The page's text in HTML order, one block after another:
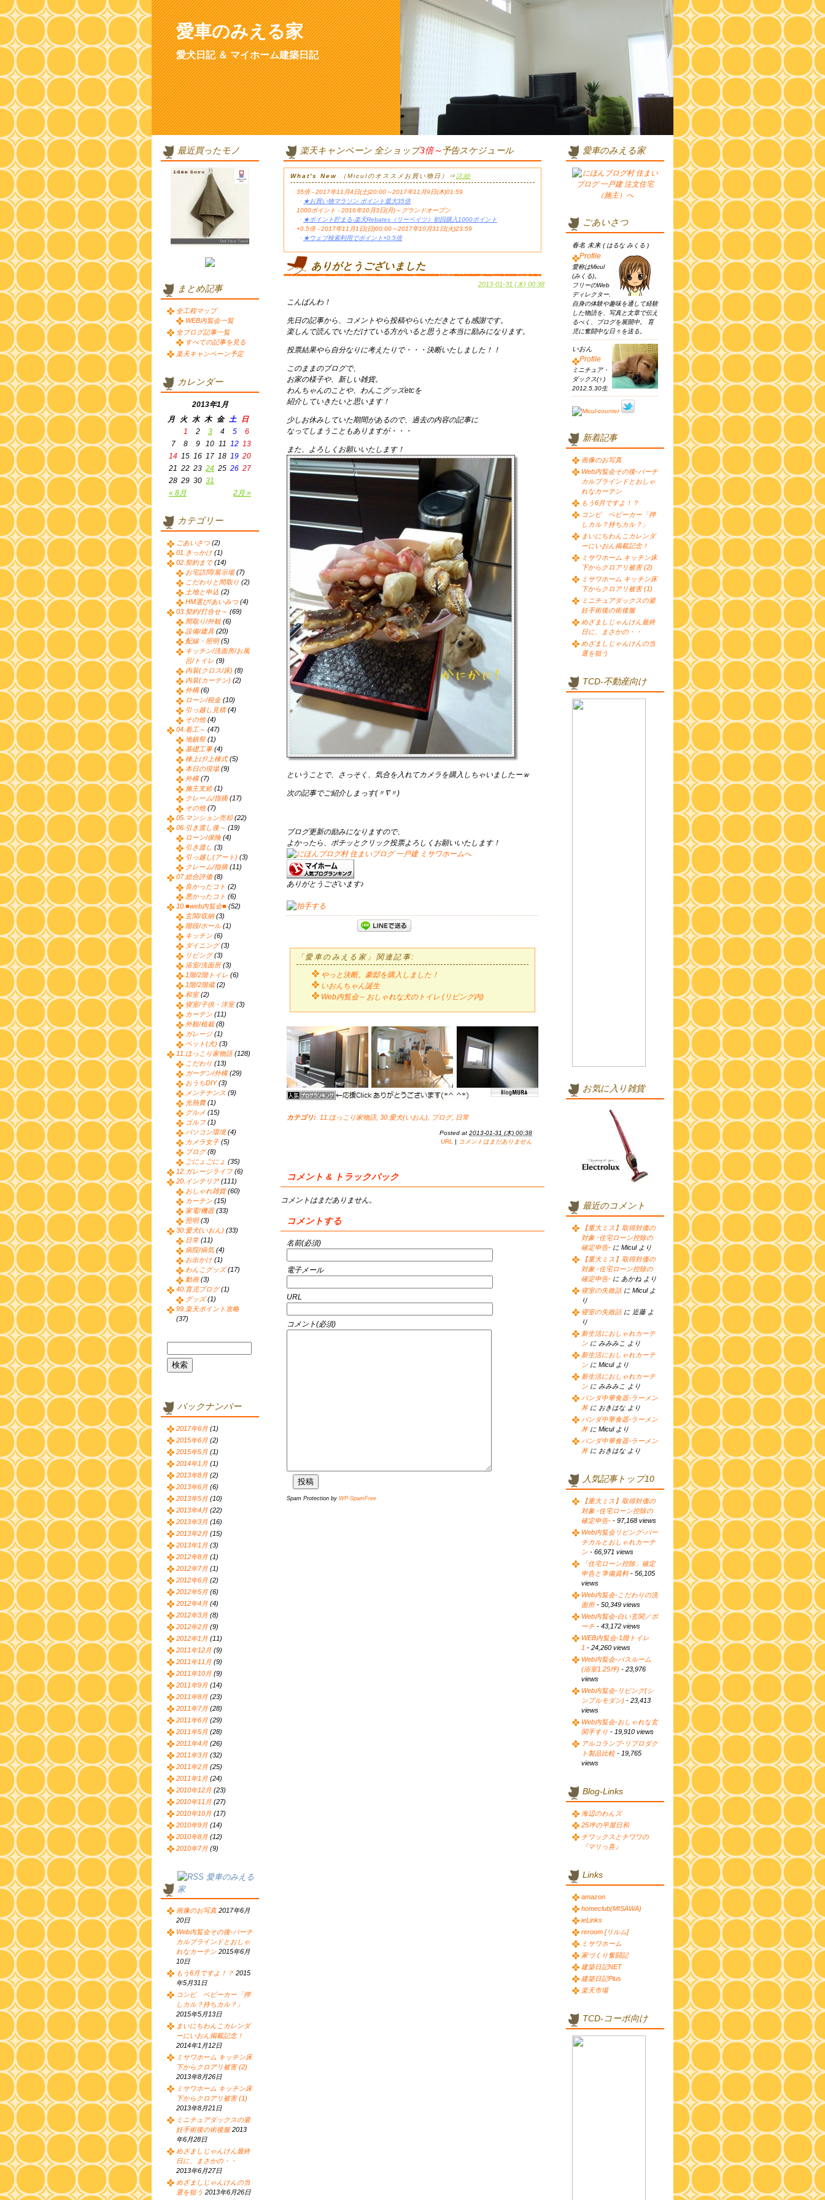
愛車のみえる家
愛犬日記 ＆ マイホーム建築日記
楽天キャンペーン 全ショップ3倍～予告スケジュール
What's New （Miculのオススメお買い物日）⇒詳細
35倍 - 2017年11月4日(土)20:00～2017年11月9日(木)01:59
・ ★お買い物マラソン ポイント最大35倍
1000ポイント - 2016年10月3日(月)～グランドオープン
・ ★ポイント貯まる-楽天Rebates（リーベイツ）初回購入1000ポイント
+0.5倍 - 2017年11月1日(日)00:00～2017年10月31日(火)23:59
・ ★ウェブ検索利用でポイント+0.5倍
ありがとうございました
2013-01-31 (木) 00:38
こんばんわ！
先日の記事から、コメントやら投稿やらいただきとても感謝です。
楽しんで読んでいただけている方がいると思うと本当に励みになります。
投票結果やら自分なりに考えたりで・・・決断いたしました！！
このままのブログで、
お家の様子や、新しい雑貨。
わんちゃんのことや、わんこグッズetcを
紹介していきたいと思います！
少しお休みしていた期間があるので、過去の内容の記事に
なってしまうこともありますが・・・
また、よろしくお願いいたします！
ということで、さっそく、気合を入れてカメラを購入しちゃいましたーｗ
次の記事でご紹介しまっす(〃∇〃)
ブログ更新の励みになりますので、
よかったら、ポチッとクリック投票よろしくお願いいたします！
ありがとうございます♪
「愛車のみえる家」関連記事:
やっと決断。豪邸を購入しました！
いおんちゃん誕生
Web内覧会 – おしゃれな犬のトイレ (リビング内)
カテゴリ: 11.ほっこり家物語, 30.愛犬(いおん) ブログ, 日常
Posted at 2013-01-31 (木) 00:38
URL
| コメントはまだありません
コメント & トラックバック
コメントはまだありません。
コメントする
名前(必須)
電子メール
URL
コメント(必須)
Spam Protection by WP-SpamFree
最近買ったモノ
まとめ記事
全工程マップ
WEB内覧会一覧
全ブログ記事一覧
すべての記事を見る
楽天キャンペーン予定
カレンダー
2013年1月
月
火 水 木 金 土 日
« 8月 2月 »
1 2 3 4 5
6
7
8 9 10 11 12 13
14 15 16 17 18 19 20
21 22 23 24 25 26 27
28 29 30 31
カテゴリー
ごあいさつ (2)
01.きっかけ (1)
02.契約まで(14)
お宅訪問/展示場(7)
こだわりと間取り (2)
土地と申込 (2)
HM選び/あいみつ (4)
03.契約/打合せ～ (69)
間取り/外観 (6)
設備/建具 (20)
配線・照明(5)
キッチン/洗面所/お風
呂/トイレ (9)
内装(クロス/床) (8)
内装(カーテン) (2)
外構(6)
ローン/税金(10)
引っ越し見積(4)
その他 (4)
04.着工～ (47)
地鎮祭 (1)
基礎工事(4)
棟上げ/上棟式(5)
本日の現場(9)
外構(7)
施主支給(1)
クレーム/指摘(17)
その他 (7)
05.マンション売却(22)
06.引き渡し後～ (19)
ローン/保険(4)
引き渡し (3)
引っ越し(アート) (3)
クレーム/指摘(11)
07.総合評価(8)
良かったコト (2)
悪かったコト (6)
10.■web内覧会■ (52)
玄関/収納(3)
階段/ホール(1)
キッチン (6)
ダイニング(3)
リビング(3)
浴室/洗面所(3)
1階/2階トイレ (6)
1階/2階蔵(2)
和室(2)
寝室/子供・洋室(3)
カーテン (11)
外観/植栽(8)
ガレージ (1)
ペット(犬) (3)
11.ほっこり家物語(128)
こだわり (13)
ガーデン/外構(29)
おうちDIY(3)
メンテナンス (9)
光熱費(1)
グルメ (15)
ゴルフ (1)
パソコン環境(4)
カメラ女子 (5)
ブログ(8)
ごにょごにょ (35)
12.ガレージライフ (6)
20.インテリア(111)
おしゃれ雑貨(60)
カーテン (15)
家電/機器 (33)
照明(3)
30.愛犬(いおん) (33)
日常 (11)
病院/病気 (4)
お出かけ (1)
わんこグッズ(17)
動画(3)
40.育児ブログ(1)
グッズ(1)
99.楽天ポイント攻略
(37)
バックナンバー
2017年6月 (1)
2015年6月 (2)
2015年5月 (1)
2014年1月 (1)
2013年8月 (2)
2013年6月 (6)
2013年5月 (10)
2013年4月 (22)
2013年3月 (16)
2013年2月 (15)
2013年1月 (3)
2012年8月 (1)
2012年7月 (1)
2012年6月 (2)
2012年5月 (6)
2012年4月 (4)
2012年3月 (8)
2012年2月 (9)
2012年1月 (11)
2011年12月 (9)
2011年11月 (9)
2011年10月 (9)
2011年9月 (14)
2011年8月 (23)
2011年7月 (28)
2011年6月 (29)
2011年5月 (28)
2011年4月 (26)
2011年3月 (32)
2011年2月 (25)
2011年1月 (24)
2010年12月 (23)
2010年11月 (27)
2010年10月 (17)
2010年9月 (14)
2010年8月 (12)
2010年7月 (9)
愛車のみえる
家
画像のお写真 2017年6月
20日
Web内覧会その後-バーチ
カルブラインドとおしゃ
れなカーテン 2015年6月
10日
もう6月ですよ！？ 2015
年5月31日
コンビ ベビーカー「押
しカル？持ちカル？」
2015年5月13日
まいにちわんこカレンダ
ーにいおん掲載記念！
2014年1月12日
ミサワホーム キッチン床
下からクロアリ被害 (2)
2013年8月26日
ミサワホーム キッチン床
下からクロアリ被害 (1)
2013年8月21日
ミニチュアダックスの避
妊手術後の術後服 2013
年6月28日
めざましじゃんけん最終
日に、まさかの・・
2013年6月27日
めざましじゃんけんの当
選を狙う 2013年6月26日
愛車のみえる家
ごあいさつ
春名 未来 ( はるな みくる )
Profile
愛称はMicul
(みくる)。
フリーのWeb
ディレクター.
自身の体験や趣味を通して経験
した物語を、写真と文章で伝え
るべく、ブログを展開中。 育
児に奮闘中な日々を送る。
いおん
Profile
ミニチュア・
ダックス(♀)
2012.5.30生
新着記事
画像のお写真
Web内覧会その後-バーチ
カルブラインドとおしゃ
れなカーテン
もう6月ですよ！？
コンビ ベビーカー「押
しカル？持ちカル？」
まいにちわんこカレンダ
ーにいおん掲載記念！
ミサワホーム キッチン床
下からクロアリ被害 (2)
ミサワホーム キッチン床
下からクロアリ被害 (1)
ミニチュアダックスの避
妊手術後の術後服
めざましじゃんけん最終
日に、まさかの・・
めざましじゃんけんの当
選を狙う
TCD-不動産向け
お気に入り雑貨
最近のコメント
【重大ミス】取得対価の
対象 -住宅ローン控除の
確定申告- に Micul より
【重大ミス】取得対価の
対象 -住宅ローン控除の
確定申告- に あかね より
寝室の失敗話に Micul よ
り
寝室の失敗話に 近藤 よ
り
新生活におしゃれカーテ
ン に みみみこ より
新生活におしゃれカーテ
ン に Micul より
新生活におしゃれカーテ
ン に みみみこ より
パンダ中華食器-ラーメン
丼に おきはな より
パンダ中華食器-ラーメン
丼に Micul より
パンダ中華食器-ラーメン
丼に おきはな より
人気記事トップ10
【重大ミス】取得対価の
対象 -住宅ローン控除の
確定申告- - 97,168 views
Web内覧会リビング-バー
チカルとおしゃれカーテ
ン - 66,971 views
「住宅ローン控除」確定
申告と準備資料 - 56,105
views
Web内覧会-こだわりの洗
面所- 50,349 views
Web内覧会-白い玄関／ポ
ーチ - 43,172 views
WEB内覧会-1階トイレ
1 - 24,260 views
Web内覧会-バスルーム
(浴室1.25坪) - 23,976
views
Web内覧会-リビング(シ
ンプルモダン) - 23,413
views
Web内覧会-おしゃれな玄
関手すり - 19,910 views
アルコランプ-リプロダク
ト製品比較- 19,765
views
Blog-Links
海辺のわんズ
25坪の平屋日和
チワックスとチワワの
『マリっ喜』
Links
amazon
homeclub(MISAWA)
ieLinks
reroom [リルム]
ミサワホーム
家づくり奮闘記
建築日記NET
建築日記Plus
楽天市場
TCD-コーポ向け